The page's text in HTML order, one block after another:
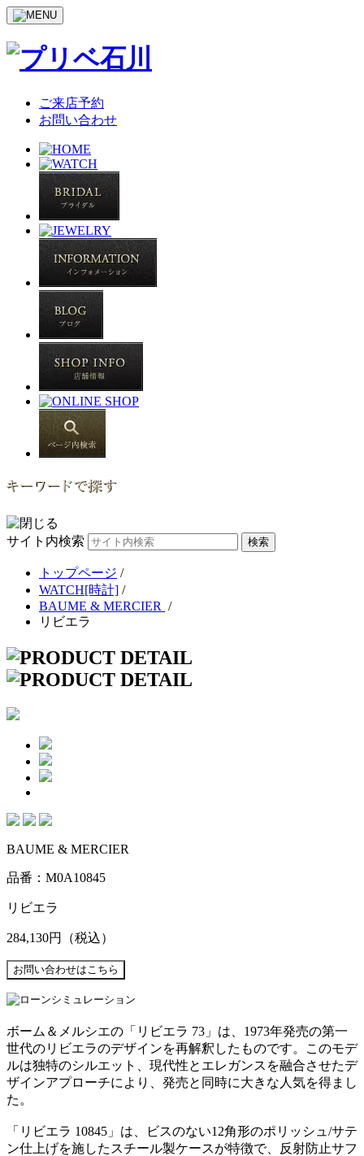
ご来店予約
お問い合わせ
サイト内検索
トップページ /
WATCH[時計] /
BAUME & MERCIER /
リビエラ
BAUME & MERCIER
品番：M0A10845
リビエラ
284,130円 （税込）
ボーム＆メルシエの「リビエラ 73」は、1973年発売の第一
世代のリビエラのデザインを再解釈したものです。このモデ
ルは独特のシルエット、現代性とエレガンスを融合させたデ
ザインアプローチにより、発売と同時に大きな人気を得まし
た。
「リビエラ 10845」は、ビスのない12角形のポリッシュ/サテ
ン仕上げを施したスチール製ケースが特徴で、反射防止サフ